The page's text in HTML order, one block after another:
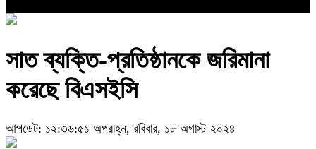
সাত ব্যক্তি-প্রতিষ্ঠানকে জরিমানা
করেছে বিএসইসি
আপডেট: ১২:৩৬:৫১ অপরাহ্ন, রবিবার, ১৮ অগাস্ট ২০২৪